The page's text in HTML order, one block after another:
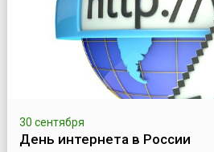
30 сентября
День интернета в России